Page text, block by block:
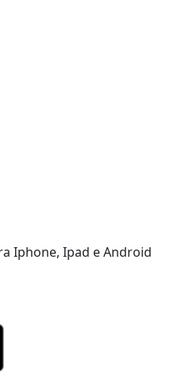
Iphone, Ipad e Android